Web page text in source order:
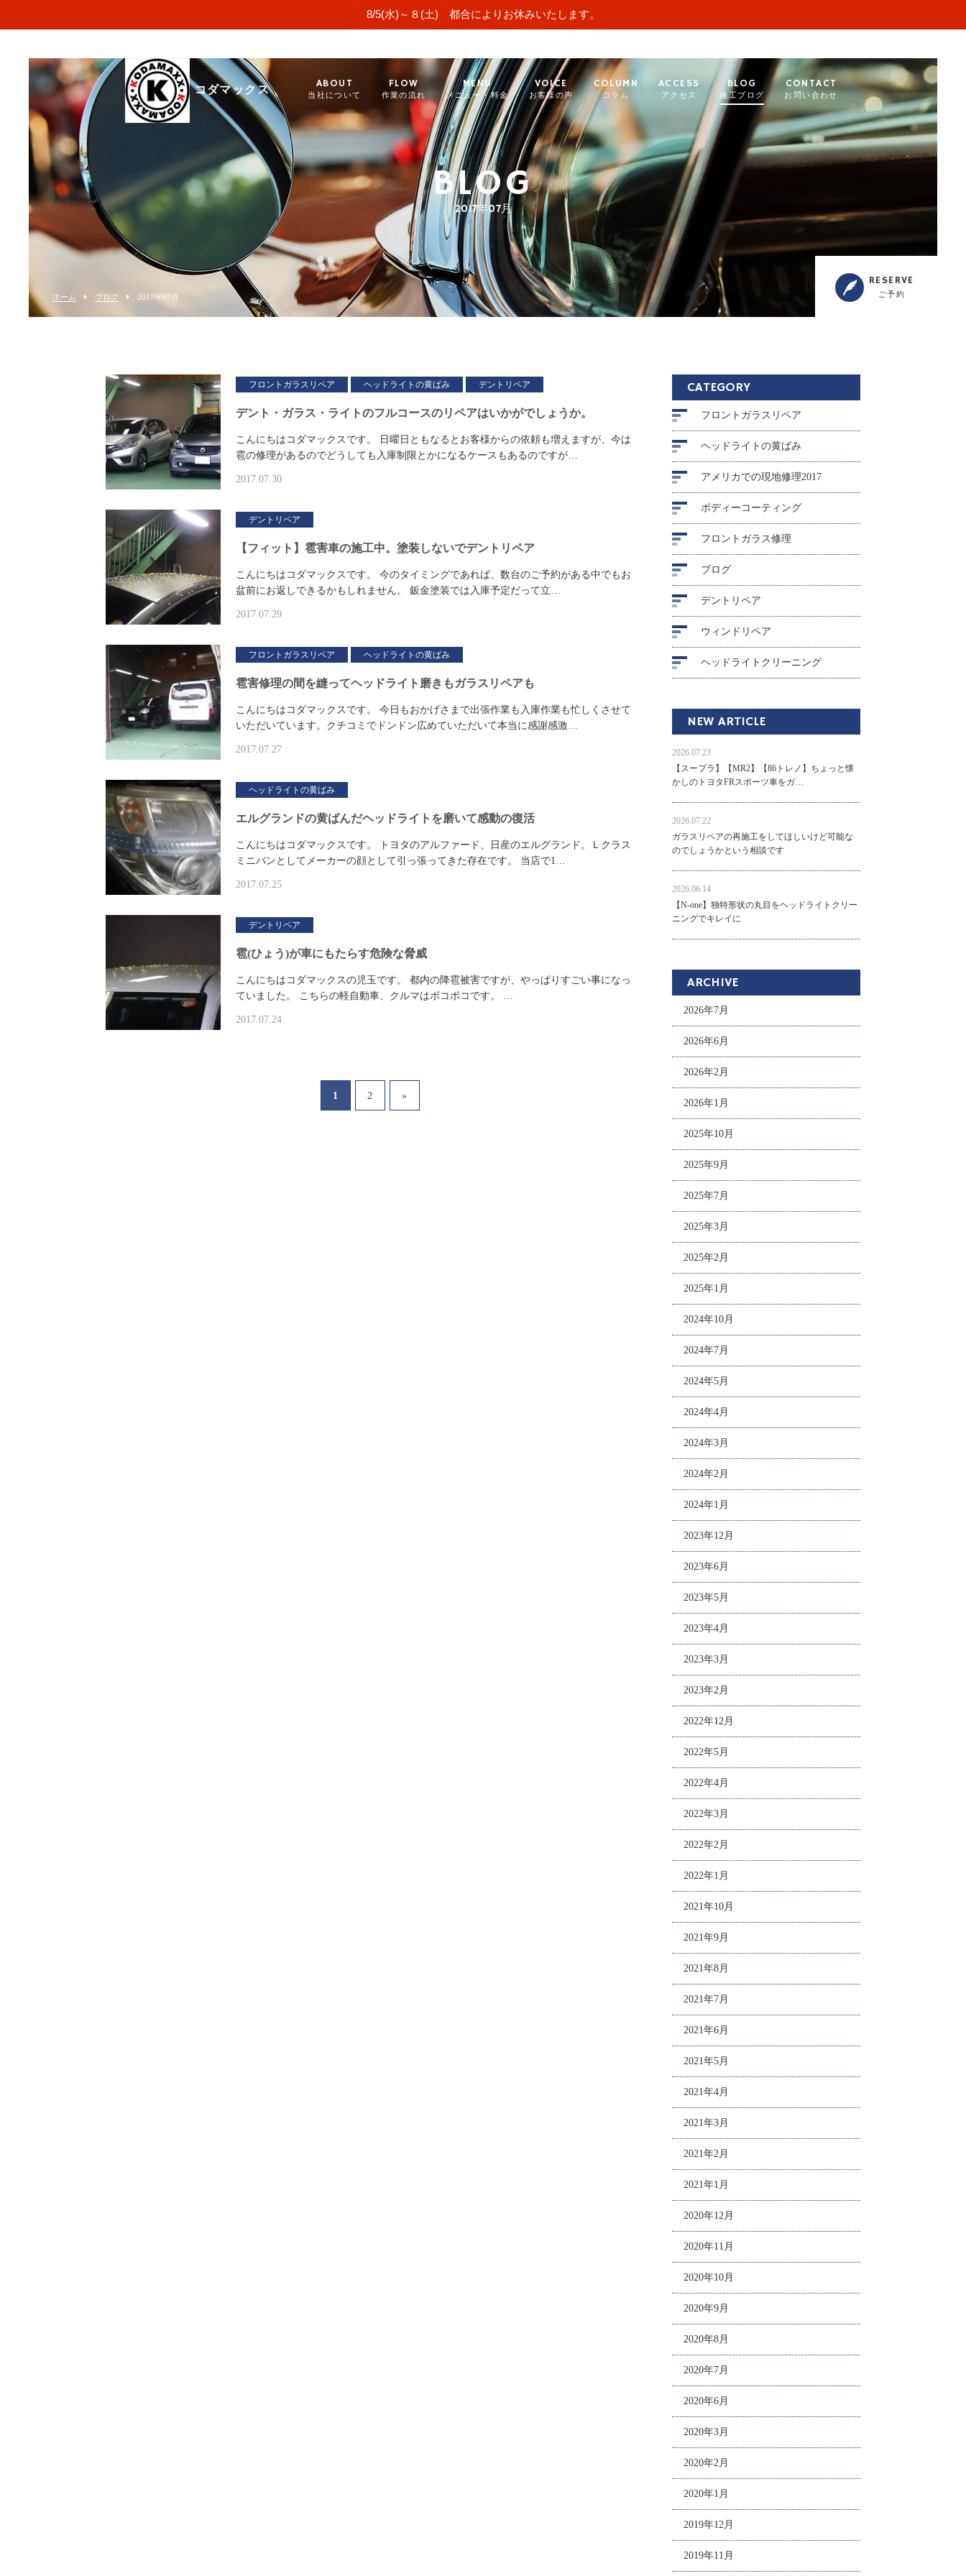
8/5(水)～８(土) 都合によりお休みいたします。
コダマックス
ABOUT
当社について
FLOW
作業の流れ
MENU
メニュー・料金
VOICE
お客様の声
COLUMN
コラム
ACCESS
アクセス
BLOG
施工ブログ
CONTACT
お問い合わせ
BLOG
2017年07月
ホーム ブログ 2017年07月
RESERVE
ご予約
フロントガラスリペア ヘッドライトの黄ばみ デントリペア
デント・ガラス・ライトのフルコースのリペアはいかがでしょうか。
こんにちはコダマックスです。 日曜日ともなるとお客様からの依頼も増えますが、今は
雹の修理があるのでどうしても入庫制限とかになるケースもあるのですが…
2017.07.30
デントリペア
【フィット】雹害車の施工中。塗装しないでデントリペア
こんにちはコダマックスです。 今のタイミングであれば、数台のご予約がある中でもお
盆前にお返しできるかもしれません。 鈑金塗装では入庫予定だって立…
2017.07.29
フロントガラスリペア ヘッドライトの黄ばみ
雹害修理の間を縫ってヘッドライト磨きもガラスリペアも
こんにちはコダマックスです。 今日もおかげさまで出張作業も入庫作業も忙しくさせて
いただいています。クチコミでドンドン広めていただいて本当に感謝感激…
2017.07.27
ヘッドライトの黄ばみ
エルグランドの黄ばんだヘッドライトを磨いて感動の復活
こんにちはコダマックスです。 トヨタのアルファード、日産のエルグランド。Ｌクラス
ミニバンとしてメーカーの顔として引っ張ってきた存在です。 当店で1…
2017.07.25
デントリペア
雹(ひょう)が車にもたらす危険な脅威
こんにちはコダマックスの児玉です。 都内の降雹被害ですが、やっぱりすごい事になっ
ていました。 こちらの軽自動車、クルマはボコボコです。 …
2017.07.24
1 2 »
CATEGORY
フロントガラスリペア
ヘッドライトの黄ばみ
アメリカでの現地修理2017
ボディーコーティング
フロントガラス修理
ブログ
デントリペア
ウィンドリペア
ヘッドライトクリーニング
NEW ARTICLE
2026.07.23
【スープラ】【MR2】【86トレノ】ちょっと懐
かしのトヨタFRスポーツ車をガ…
2026.07.22
ガラスリペアの再施工をしてほしいけど可能な
のでしょうかという相談です
2026.06.14
【N-one】独特形状の丸目をヘッドライトクリー
ニングでキレイに
ARCHIVE
2026年7月
2026年6月
2026年2月
2026年1月
2025年10月
2025年9月
2025年7月
2025年3月
2025年2月
2025年1月
2024年10月
2024年7月
2024年5月
2024年4月
2024年3月
2024年2月
2024年1月
2023年12月
2023年6月
2023年5月
2023年4月
2023年3月
2023年2月
2022年12月
2022年5月
2022年4月
2022年3月
2022年2月
2022年1月
2021年10月
2021年9月
2021年8月
2021年7月
2021年6月
2021年5月
2021年4月
2021年3月
2021年2月
2021年1月
2020年12月
2020年11月
2020年10月
2020年9月
2020年8月
2020年7月
2020年6月
2020年3月
2020年2月
2020年1月
2019年12月
2019年11月